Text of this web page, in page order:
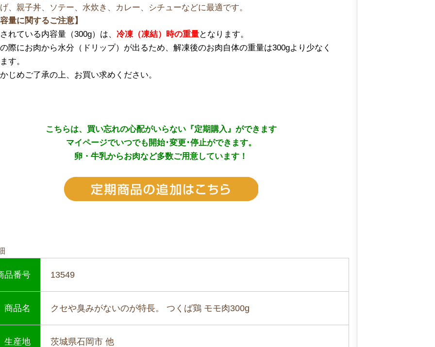
、親子丼、ソテー、水炊き、カレー、シチューなどに最適です。
量に関するご注意】
れている内容量（300g）は、冷凍（凍結）時の重量となります。
際にお肉から水分（ドリップ）が出るため、解凍後のお肉自体の重量は300gより少なく
す。
じめご了承の上、お買い求めください。
こちらは、買い忘れの心配がいらない『定期購入』ができます
マイページでいつでも開始･変更 ･停止ができます。
卵・牛乳からお肉など多数ご用意しています！
品番号 13549
商品名 クセや臭みがないのが特長。 つくば鶏 モモ肉300g
生産地 茨城県石岡市 他